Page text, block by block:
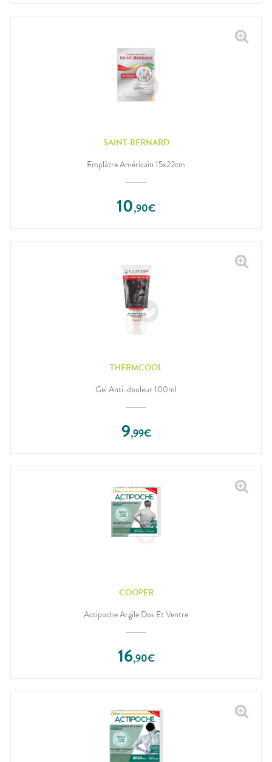
SAINT-BERNARD
Emplâtre Américain 15x22cm
10,90€
THERMCOOL
Gel Anti-douleur 100ml
9,99€
COOPER
Actipoche Argile Dos Et Ventre
16,90€